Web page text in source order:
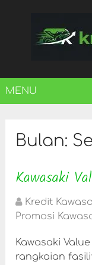
MENU
Bulan:
Kawasaki
Kredit
Promosi
Kawasaki
rangkaian